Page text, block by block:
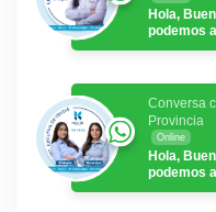
Hola,
podemos
Conversa
Provincia
Online
Hola,
podemos